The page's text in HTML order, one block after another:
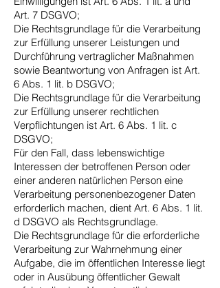
Art. 7 DSGVO;
Die Rechtsgrundlage für die Verarbeitung
zur Erfüllung unserer Leistungen und
Durchführung vertraglicher Maßnahmen
sowie Beantwortung von Anfragen ist Art.
6 Abs. 1 lit. b DSGVO;
Die Rechtsgrundlage für die Verarbeitung
zur Erfüllung unserer rechtlichen
Verpflichtungen ist Art. 6 Abs. 1 lit. c
DSGVO;
Für den Fall, dass lebenswichtige
Interessen der betroffenen Person oder
einer anderen natürlichen Person eine
Verarbeitung personenbezogener Daten
erforderlich machen, dient Art. 6 Abs. 1 lit.
d DSGVO als Rechtsgrundlage.
Die Rechtsgrundlage für die erforderliche
Verarbeitung zur Wahrnehmung einer
Aufgabe, die im öffentlichen Interesse liegt
oder in Ausübung öffentlicher Gewalt